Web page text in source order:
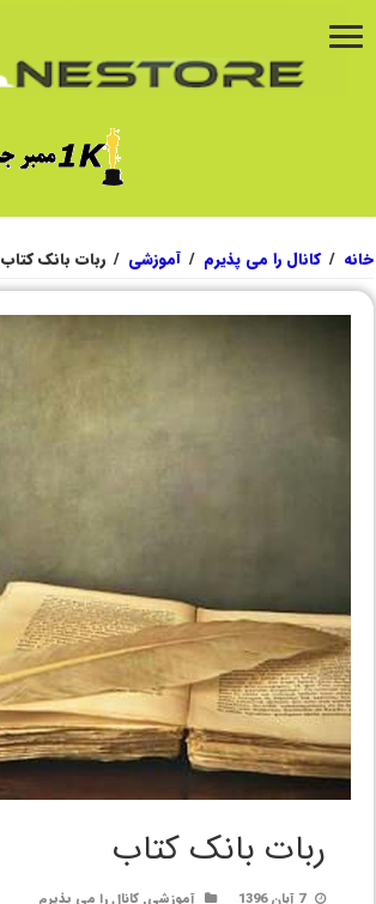
خانه / کانال را می پذیرم / آموزشی / ربات بانک کتاب
ربات بانک کتاب
7 آبان 1396 آموزشی,کانال را می پذیرم